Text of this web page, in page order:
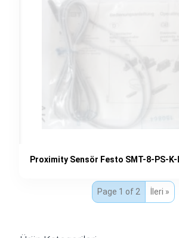
Proximity Sensör Festo SMT-8-PS-K-
Page 1 of 2 İleri »